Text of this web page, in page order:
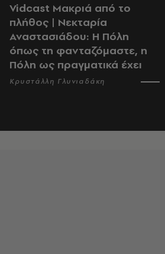
Vidcast Μακριά από το
πλήθος | Νεκταρία
Αναστασιάδου: Η Πόλη
όπως τη φανταζόμαστε, η
Πόλη ως πραγματικά έχει
Κρυστάλλη Γλυνιαδάκη